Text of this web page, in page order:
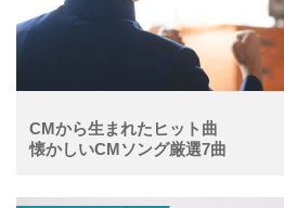
CMから生まれたヒット曲
懐かしいCMソング厳選7曲